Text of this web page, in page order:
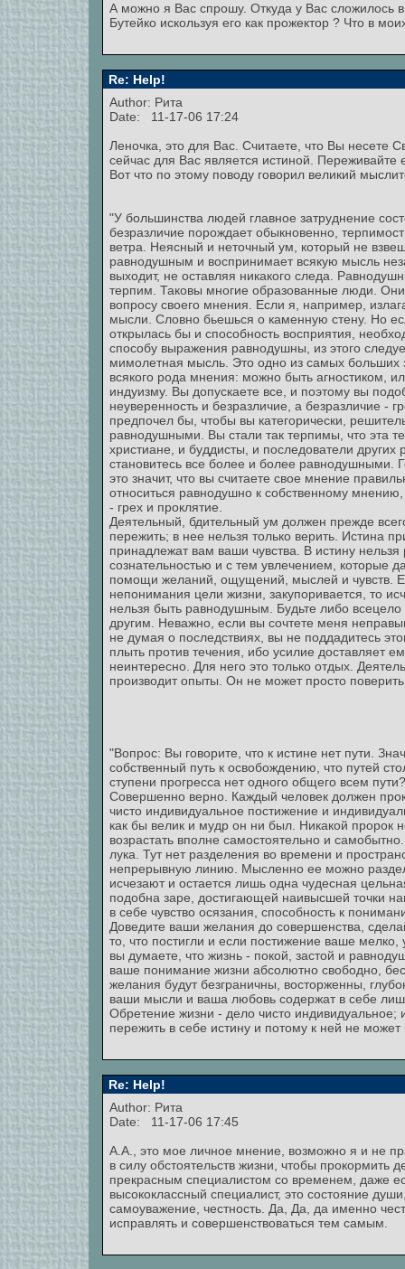
А можно я Вас спрошу. Откуда у Вас сложилось
Бутейко искользуя его как прожектор ? Что в
Re: Help!
Author: Рита
Date: 11-17-06 17:24
Леночка, это для Вас. Считаете, что Вы несете
сейчас для Вас является истиной. Переживайте
Вот что по этому поводу говорил великий
"У большинства людей главное затруднение
безразличие порождает обыкновенно,
ветра. Неясный и неточный ум, который не
равнодушным и воспринимает всякую мысль
выходит, не оставляя никакого следа.
терпим. Таковы многие образованные люди.
вопросу своего мнения. Если я, например,
мысли. Словно бьешься о каменную стену. Но
открылась бы и способность восприятия,
способу выражения равнодушны, из этого
мимолетная мысль. Это одно из самых больших
всякого рода мнения: можно быть агностиком,
индуизму. Вы допускаете все, и поэтому вы
неуверенность и безразличие, а безразличие -
предпочел бы, чтобы вы категорически,
равнодушными. Вы стали так терпимы, что эта
христиане, и буддисты, и последователи
становитесь все более и более равнодушными.
это значит, что вы считаете свое мнение
относиться равнодушно к собственному
- грех и проклятие.
Деятельный, бдительный ум должен прежде
пережить; в нее нельзя только верить. Истина
принадлежат вам ваши чувства. В истину
сознательностью и с тем увлечением, которые
помощи желаний, ощущений, мыслей и чувств.
непонимания цели жизни, закупоривается, то
нельзя быть равнодушным. Будьте либо
другим. Неважно, если вы сочтете меня
не думая о последствиях, вы не поддадитесь
плыть против течения, ибо усилие доставляет
неинтересно. Для него это только отдых.
производит опыты. Он не может просто
"Вопрос: Вы говорите, что к истине нет пути.
собственный путь к освобождению, что путей
ступени прогресса нет одного общего всем пути?
Совершенно верно. Каждый человек должен
чисто индивидуальное постижение и
как бы велик и мудр он ни был. Никакой пророк
возрастать вполне самостоятельно и
лука. Тут нет разделения во времени и
непрерывную линию. Мысленно ее можно
исчезают и остается лишь одна чудесная
подобна заре, достигающей наивысшей точки
в себе чувство осязания, способность к
Доведите ваши желания до совершенства,
то, что постигли и если постижение ваше
вы думаете, что жизнь - покой, застой и
ваше понимание жизни абсолютно свободно,
желания будут безграничны, восторженны,
ваши мысли и ваша любовь содержат в себе
Обретение жизни - дело чисто
пережить в себе истину и потому к ней не может
Re: Help!
Author: Рита
Date: 11-17-06 17:45
А.А., это мое личное мнение, возможно я и не
в силу обстоятельств жизни, чтобы прокормить
прекрасным специалистом со временем, даже
высококлассный специалист, это состояние
самоуважение, честность. Да, Да, да именно
исправлять и совершенствоваться тем самым.